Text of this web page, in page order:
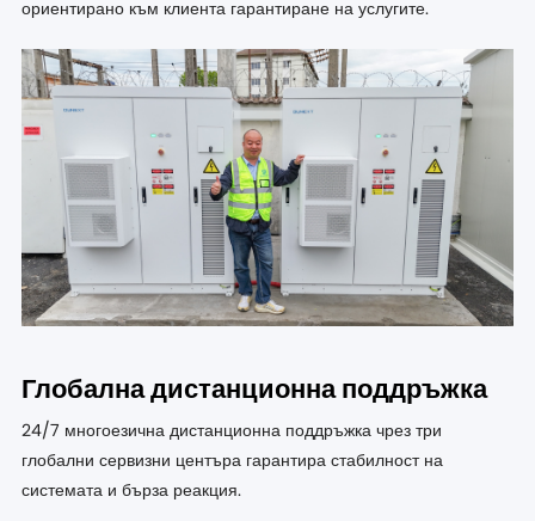
ориентирано към клиента гарантиране на услугите.
Глобална дистанционна поддръжка
24/7 многоезична дистанционна поддръжка чрез три
глобални сервизни центъра гарантира стабилност на
системата и бърза реакция.